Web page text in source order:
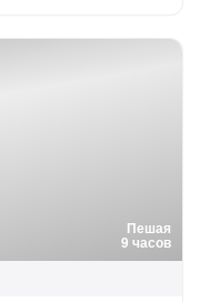
Пешая
9 часов